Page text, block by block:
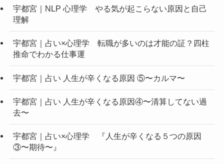
宇都宮｜NLP 心理学 やる気が起こらない原因と自己
理解
宇都宮｜占い×心理学 転職が多いのは才能の証？四柱
推命でわかる仕事運
宇都宮｜占い 人生が辛くなる原因 ⑤〜カルマ〜
宇都宮｜占い 人生が辛くなる原因④〜清算してない過
去〜
宇都宮｜占い×心理学 『人生が辛くなる５つの原因
③〜期待〜』